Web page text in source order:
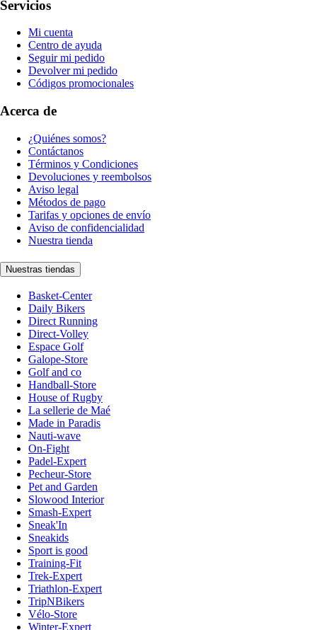
Servicios
Mi cuenta
Centro de ayuda
Seguir mi pedido
Devolver mi pedido
Códigos promocionales
Acerca de
¿Quiénes somos?
Contáctanos
Términos y Condiciones
Devoluciones y reembolsos
Aviso legal
Métodos de pago
Tarifas y opciones de envío
Aviso de confidencialidad
Nuestra tienda
Nuestras tiendas
Basket-Center
Daily Bikers
Direct Running
Direct-Volley
Espace Golf
Galope-Store
Golf and co
Handball-Store
House of Rugby
La sellerie de Maé
Made in Paradis
Nauti-wave
On-Fight
Padel-Expert
Pecheur-Store
Pet and Garden
Slowood Interior
Smash-Expert
Sneak'In
Sneakids
Sport is good
Training-Fit
Trek-Expert
Triathlon-Expert
TripNBikers
Vélo-Store
Winter-Expert